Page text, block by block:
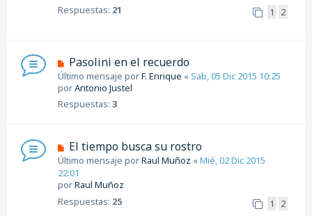
Respuestas: 21 1 2
Pasolini en el recuerdo
Último mensaje porF. Enrique «Sab, 05 Dic 2015 10:25
porAntonio Justel
Respuestas: 3
El tiempo busca su rostro
Último mensaje porRaul Muñoz «Mié, 02 Dic 2015
22:01
porRaul Muñoz
Respuestas: 25 1 2